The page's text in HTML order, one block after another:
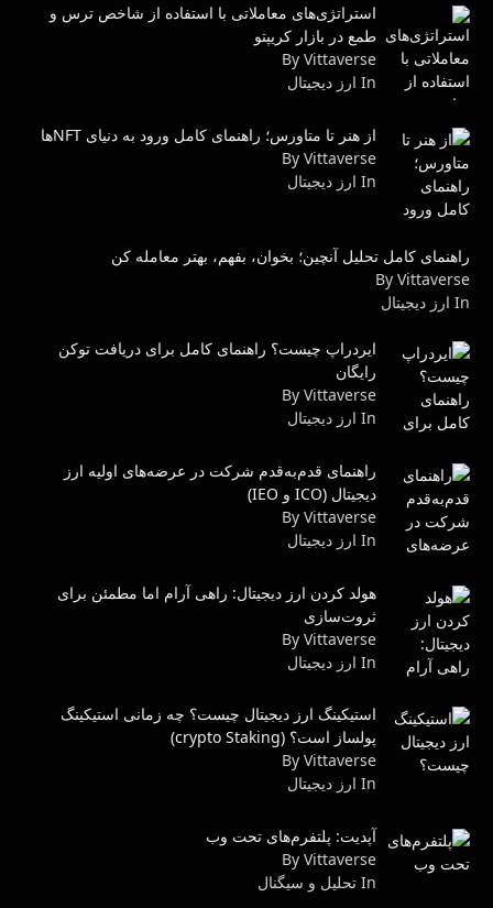
استراتژی‌های معاملاتی با استفاده از شاخص ترس و
طمع در بازار کریپتو
By Vittaverse
In ارز دیجیتال
از هنر تا متاورس؛ راهنمای کامل ورود به دنیای NFTها
By Vittaverse
In ارز دیجیتال
راهنمای کامل تحلیل آنچین؛ بخوان، بفهم، بهتر معامله کن
By Vittaverse
In ارز دیجیتال
ایردراپ چیست؟ راهنمای کامل برای دریافت توکن
رایگان
By Vittaverse
In ارز دیجیتال
راهنمای قدم‌به‌قدم شرکت در عرضه‌های اولیه ارز
دیجیتال (ICO و IEO)
By Vittaverse
In ارز دیجیتال
هولد کردن ارز دیجیتال: راهی آرام اما مطمئن برای
ثروت‌سازی
By Vittaverse
In ارز دیجیتال
استیکینگ ارز دیجیتال چیست؟ چه زمانی استیکینگ
پولساز است؟ (crypto Staking)
By Vittaverse
In ارز دیجیتال
آپدیت: پلتفرم‌های تحت وب
By Vittaverse
In تحلیل و سیگنال